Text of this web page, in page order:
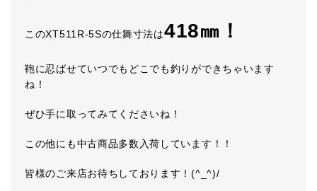
このXT511R-5Sの仕舞寸法は418㎜！
鞄に忍ばせていつでもどこでも釣りができちゃいます
ね！
ぜひ手に取ってみてくださいね！
この他にも中古商品多数入荷しています！！
皆様のご来店お待ちしております！(^_^)/